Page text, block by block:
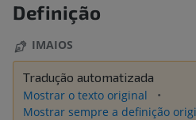
Definição
IMAIOS
Tradução automatizada
Mostrar o texto original
Mostrar sempre a definição